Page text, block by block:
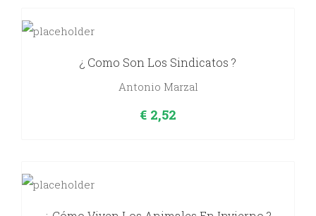
¿ Como Son Los Sindicatos ?
Antonio Marzal
€ 2,52